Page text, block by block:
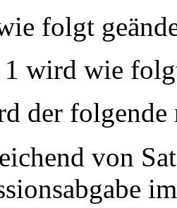
folgt
1 wird wie
der
von